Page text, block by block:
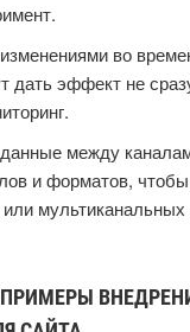
во
дать эффект не
между
и форматов,
мультиканальных